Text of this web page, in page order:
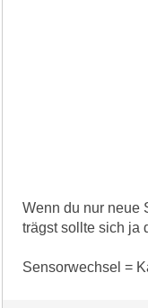
Wenn du nur neue
trägst sollte sich ja
Sensorwechsel =